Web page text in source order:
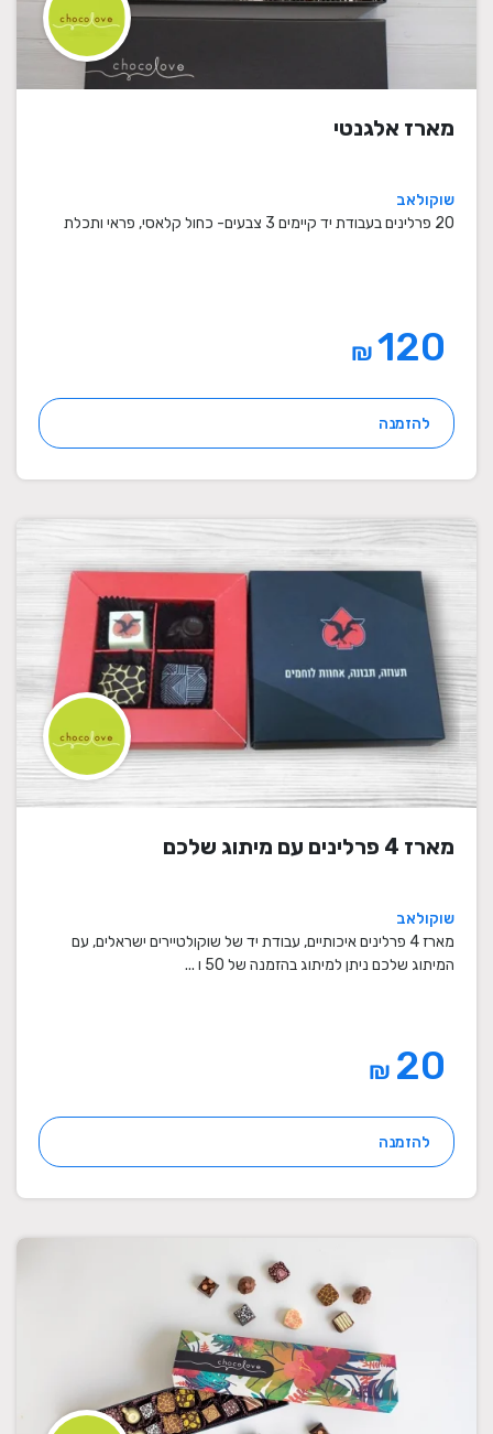
מארז אלגנטי
שוקולאב
20 פרלינים בעבודת יד קיימים 3 צבעים- כחול קלאסי, פראי ותכלת
₪
להזמנה
מארז 4 פרלינים עם מיתוג שלכם
שוקולאב
מארז 4 פרלינים איכותיים, עבודת יד של שוקולטיירים ישראלים, עם
המיתוג שלכם ניתן למיתוג בהזמנה של 50 ו ...
₪
להזמנה